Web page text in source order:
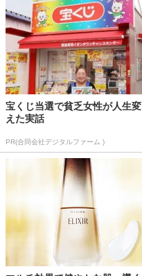
宝くじ当選で貧乏女性が人生変
えた実話
PR(合同会社デジタルファーム )